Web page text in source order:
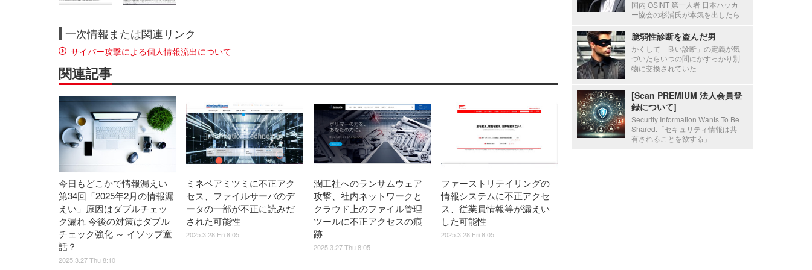
一次情報または関連リンク
サイバー攻撃による個人情報流出について
関連記事
今日もどこかで情報漏えい
第34回「2025年2月の情報漏
えい」原因はダブルチェッ
ク漏れ 今後の対策はダブル
チェック強化 ～ イソップ童
話？
2025.3.27 Thu 8:10
ミネベアミツミに不正アク
セス、ファイルサーバのデ
ータの一部が不正に読みだ
された可能性
2025.3.28 Fri 8:05
潤工社へのランサムウェア
攻撃、社内ネットワークと
クラウド上のファイル管理
ツールに不正アクセスの痕
跡
2025.3.27 Thu 8:05
ファーストリテイリングの
情報システムに不正アクセ
ス、従業員情報等が漏えい
した可能性
2025.3.28 Fri 8:05
国内 OSINT 第一人者 日本ハッカ
ー協会の杉浦氏が本気を出したら
脆弱性診断を盗んだ男
かくして「良い診断」の定義が気
づいたらいつの間にかすっかり別
物に交換されていた
[Scan PREMIUM 法人会員登
録について]
Security Information Wants To Be
Shared.「セキュリティ情報は共
有されることを欲する」